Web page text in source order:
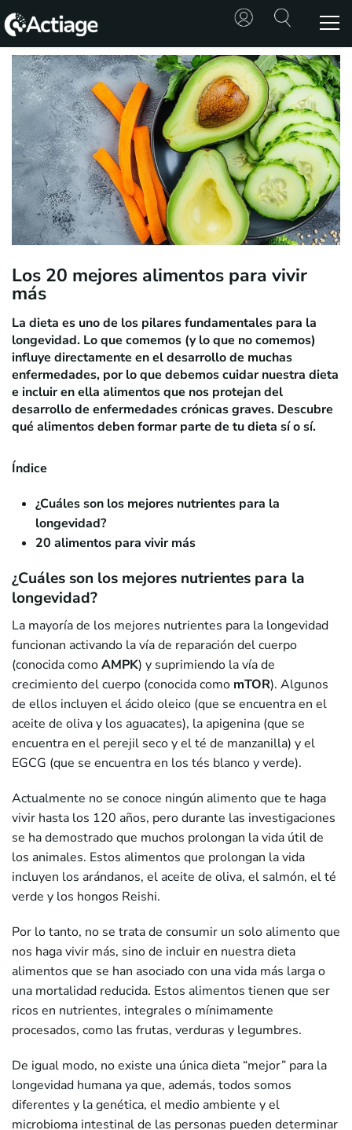
SHOP
TRATAMIENTOS
CONSULTA
CONOCE
ACTIAGE
RECURSOS
Los 20 mejores alimentos para vivir
más
La dieta es uno de los pilares fundamentales para la
longevidad. Lo que comemos (y lo que no comemos)
influye directamente en el desarrollo de muchas
enfermedades, por lo que debemos cuidar nuestra dieta
e incluir en ella alimentos que nos protejan del
desarrollo de enfermedades crónicas graves. Descubre
qué alimentos deben formar parte de tu dieta sí o sí.
Índice
¿Cuáles son los mejores nutrientes para la
longevidad?
20 alimentos para vivir más
¿Cuáles son los mejores nutrientes para la
longevidad?
La mayoría de los mejores nutrientes para la longevidad
funcionan activando la vía de reparación del cuerpo
(conocida comoAMPK) y suprimiendo la vía de
crecimiento del cuerpo (conocida como mTOR). Algunos
de ellos incluyen el ácido oleico (que se encuentra en el
aceite de oliva y los aguacates), la apigenina (que se
encuentra en el perejil seco y el té de manzanilla) y el
EGCG (que se encuentra en los tés blanco y verde).
Actualmente no se conoce ningún alimento que te haga
vivir hasta los 120 años, pero durante las investigaciones
se ha demostrado que muchos prolongan la vida útil de
los animales. Estos alimentos que prolongan la vida
incluyen los arándanos, el aceite de oliva, el salmón, el té
verde y los hongos Reishi.
Por lo tanto, no se trata de consumir un solo alimento que
nos haga vivir más, sino de incluir en nuestra dieta
alimentos que se han asociado con una vida más larga o
una mortalidad reducida. Estos alimentos tienen que ser
ricos en nutrientes, integrales o mínimamente
procesados, como las frutas, verduras y legumbres.
De igual modo, no existe una única dieta “mejor” para la
longevidad humana ya que, además, todos somos
diferentes y la genética, el medio ambiente y el
microbioma intestinal de las personas pueden determinar